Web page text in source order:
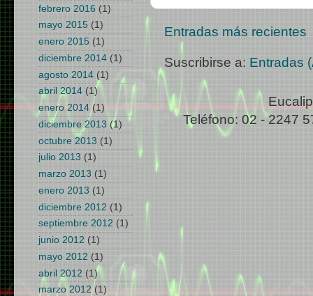
Entradas más recientes
Suscribirse a: Entradas
Teléfono: 02 - 2247
febrero 2016 (1)
mayo 2015 (1)
enero 2015 (1)
diciembre 2014 (1)
agosto 2014 (1)
abril 2014 (1)
enero 2014(1)
diciembre 2013 (1)
octubre 2013 (1)
julio 2013 (1)
marzo 2013 (1)
enero 2013 (1)
diciembre 2012 (1)
septiembre 2012 (1)
junio 2012 (1)
mayo 2012 (1)
abril 2012 (1)
marzo 2012(1)